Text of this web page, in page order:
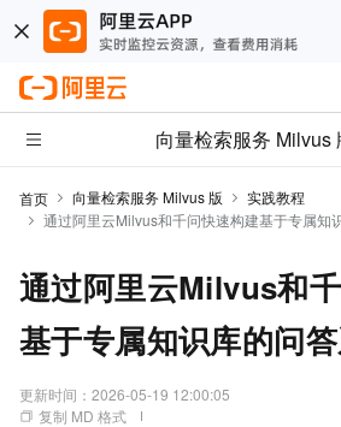
向量检索服务 Milvus
首页 向量检索服务 Milvus 版
实践教程
通过阿里云Milvus和千问快速构建基于专属知
通过阿里云Milvus和
基于专属知识库的问
更新时间： 2026-05-19 12:00:05
复制 MD 格式